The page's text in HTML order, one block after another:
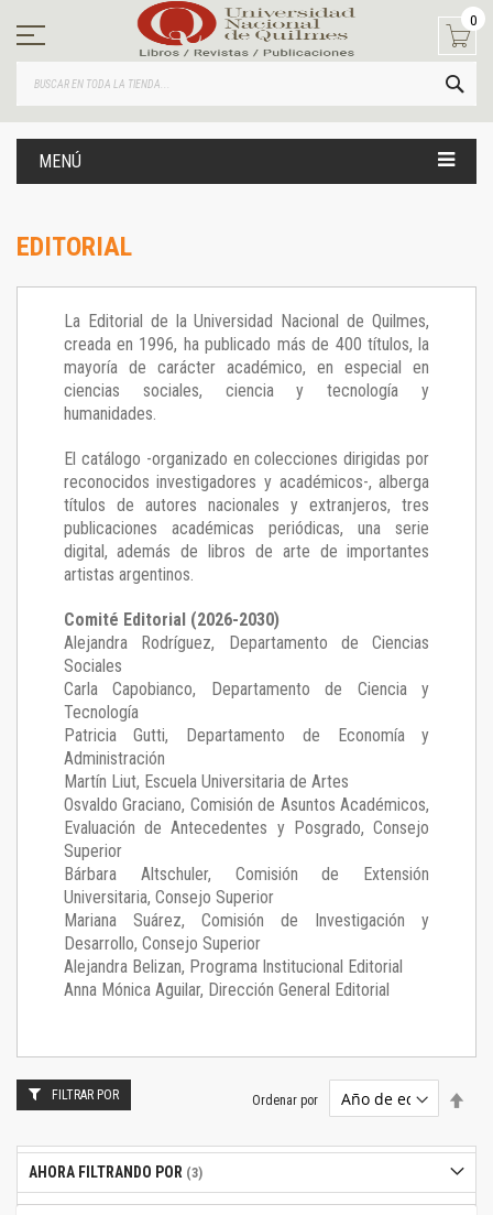
contenido
0
MENÚ
EDITORIAL
La Editorial de la Universidad Nacional de Quilmes,
creada en 1996, ha publicado más de 400 títulos, la
mayoría de carácter académico, en especial en
ciencias sociales, ciencia y tecnología y
humanidades.
El catálogo -organizado en colecciones dirigidas por
reconocidos investigadores y académicos-, alberga
títulos de autores nacionales y extranjeros, tres
publicaciones académicas periódicas, una serie
digital, además de libros de arte de importantes
artistas argentinos.
Comité Editorial (2026-2030)
Alejandra Rodríguez, Departamento de Ciencias
Sociales
Carla Capobianco, Departamento de Ciencia y
Tecnología
Patricia Gutti, Departamento de Economía y
Administración
Martín Liut, Escuela Universitaria de Artes
Osvaldo Graciano, Comisión de Asuntos Académicos,
Evaluación de Antecedentes y Posgrado, Consejo
Superior
Bárbara Altschuler, Comisión de Extensión
Universitaria, Consejo Superior
Mariana Suárez, Comisión de Investigación y
Desarrollo, Consejo Superior
Alejandra Belizan, Programa Institucional Editorial
Anna Mónica Aguilar, Dirección General Editorial
Ordenar por
FILTRAR POR
AHORA FILTRANDO POR